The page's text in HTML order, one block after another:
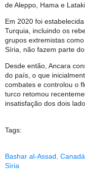
de Aleppo, Hama e
Em 2020 foi
Turquia, incluindo os
grupos extremistas
Síria, não fazem parte do
Desde então, Ancara
do país, o que
combates e controlou o
turco retomou
insatisfação dos dois
Tags:
Bashar al-Assad, Canadá
Síria